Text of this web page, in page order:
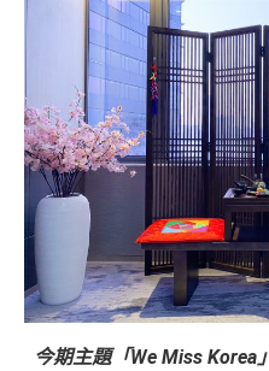
今期主題「We Miss Korea